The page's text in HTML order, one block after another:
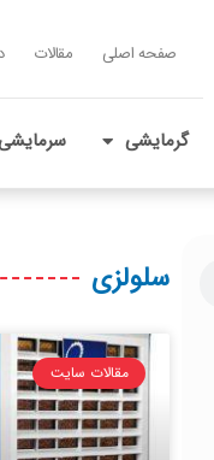
صفحه اصلی مقالات
گرمایشی
سلولزی
مقالات سایت